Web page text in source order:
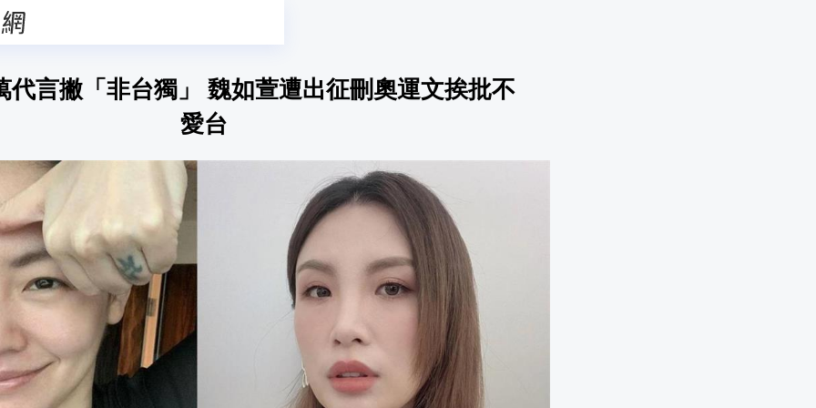
代言撇「非台獨」 魏如萱遭出征刪奧運文挨批不
愛台